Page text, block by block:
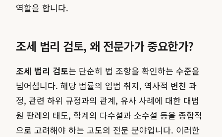
역할을 합니다.
조세 법리 검토, 왜 전문가가 중요한가?
조세 법리 검토는 단순히 법 조항을 확인하는 수준을
넘어섭니다. 해당 법률의 입법 취지, 역사적 변천 과
정, 관련 하위 규정과의 관계, 유사 사례에 대한 대법
원 판례의 태도, 학계의 다수설과 소수설 등을 종합적
으로 고려해야 하는 고도의 전문 분야입니다. 이러한